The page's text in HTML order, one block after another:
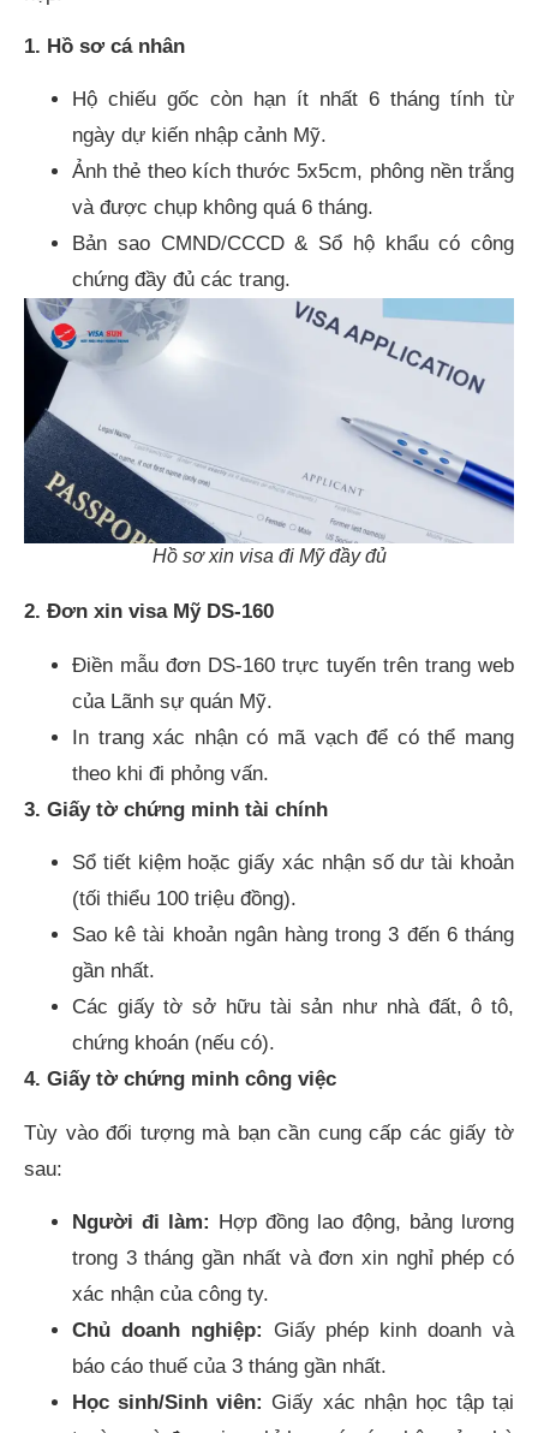
1. Hồ sơ cá nhân
Hộ chiếu gốc còn hạn ít nhất 6 tháng tính từ
ngày dự kiến nhập cảnh Mỹ.
Ảnh thẻ theo kích thước 5x5cm, phông nền trắng
và được chụp không quá 6 tháng.
Bản sao CMND/CCCD & Sổ hộ khẩu có công
chứng đầy đủ các trang.
Hồ sơ xin visa đi Mỹ đầy đủ
2. Đơn xin visa Mỹ DS-160
Điền mẫu đơn DS-160 trực tuyến trên trang web
của Lãnh sự quán Mỹ.
In trang xác nhận có mã vạch để có thể mang
theo khi đi phỏng vấn.
3. Giấy tờ chứng minh tài chính
Sổ tiết kiệm hoặc giấy xác nhận số dư tài khoản
(tối thiểu 100 triệu đồng).
Sao kê tài khoản ngân hàng trong 3 đến 6 tháng
gần nhất.
Các giấy tờ sở hữu tài sản như nhà đất, ô tô,
chứng khoán (nếu có).
4. Giấy tờ chứng minh công việc
Tùy vào đối tượng mà bạn cần cung cấp các giấy tờ
sau:
Người đi làm: Hợp đồng lao động, bảng lương
trong 3 tháng gần nhất và đơn xin nghỉ phép có
xác nhận của công ty.
Chủ doanh nghiệp: Giấy phép kinh doanh và
báo cáo thuế của 3 tháng gần nhất.
Học sinh/Sinh viên: Giấy xác nhận học tập tại